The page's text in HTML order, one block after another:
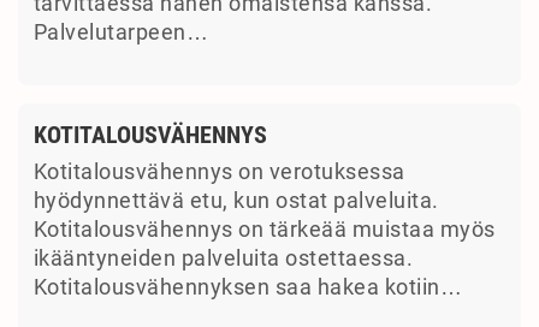
Palvelutarpeen…
KOTITALOUSVÄHENNYS
Kotitalousvähennys on verotuksessa
hyödynnettävä etu, kun ostat palveluita.
Kotitalousvähennys on tärkeää muistaa myös
ikääntyneiden palveluita ostettaessa.
Kotitalousvähennyksen saa hakea kotiin…